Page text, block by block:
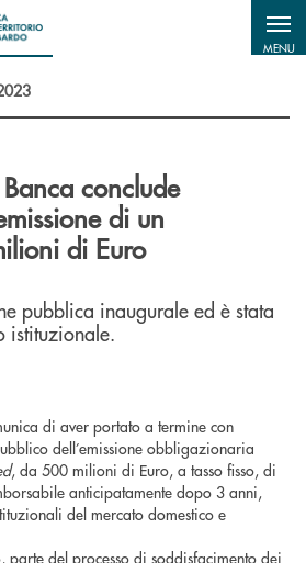
MENU
conclude
di un
di Euro
pubblica inaugurale ed è stata
istituzionale.
di aver portato a termine con
dell’emissione obbligazionaria
, da 500 milioni di Euro, a tasso fisso, di
anticipatamente dopo 3 anni,
del mercato domestico e
del processo di soddisfacimento dei